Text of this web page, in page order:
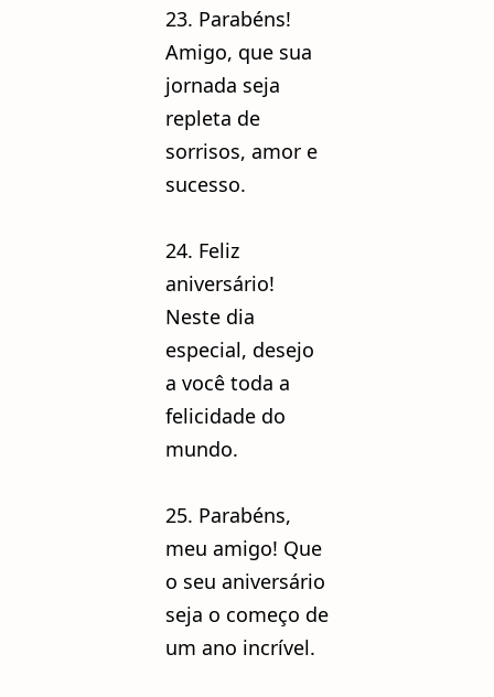
23. Parabéns!
Amigo, que sua
jornada seja
repleta de
sorrisos, amor e
sucesso.
24. Feliz
aniversário!
Neste dia
especial, desejo
a você toda a
felicidade do
mundo.
25. Parabéns,
meu amigo! Que
o seu aniversário
seja o começo de
um ano incrível.